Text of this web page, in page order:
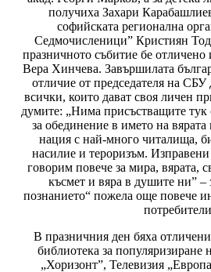
получиха Захари
софийската регионална
Седмочисленици” Кристиян
празничното събитие бе
Вера Хинчева. Завършилата
отличие от председателя на
всички, които дават своя личен
думите: „Нима присъстващите тук
за обединение в името на
нация с най-много читалища,
насилие и тероризъм.
говорим повече за мира, вярата,
късмет и вяра в душите ни”
познанието“ пожела още повече
В празничния ден бяха
библиотека за
„Хоризонт”, Телевизия